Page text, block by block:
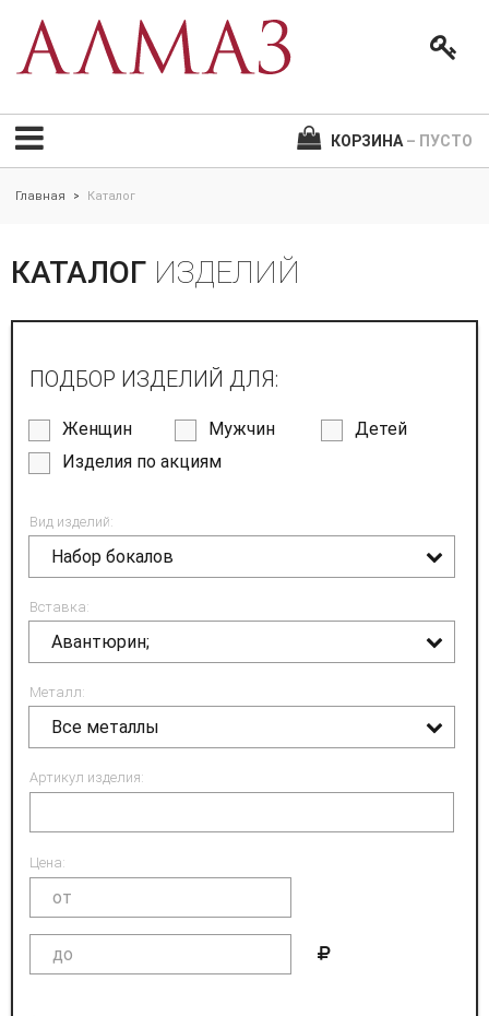
КОРЗИНА – ПУСТО
Главная > Каталог
КАТАЛОГ ИЗДЕЛИЙ
ПОДБОР ИЗДЕЛИЙ ДЛЯ:
Женщин Мужчин
Детей
Изделия по акциям
Вид изделий:
Набор бокалов
Вставка:
Авантюрин;
Металл:
Все металлы
Артикул изделия:
Цена: